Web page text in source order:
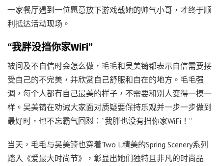
一家餐厅遇到一位愿意放下游戏载她的帅气小哥，才终于顺
利抵达活动现场。
“我胖没挡你家WiFi”
被问及不自信时会怎么做，毛毛和吴美锜都表示自信需要接
受自己的不完美，并欣赏自己舒服和自在的地方。毛毛强
调，每个人都有自己最美的样子，不需要和别人变得一模一
样。吴美锜在劝诫大家面对质疑要保持乐观并一步一步做到
最好时，也不忘霸气回怼：“我胖也没有挡你家WiFi！”
当天，毛毛与吴美锜也穿着Two L精美的Spring Scenery系列
踏入《爱最大时尚节》，彰显出她们独特且非凡的时尚品